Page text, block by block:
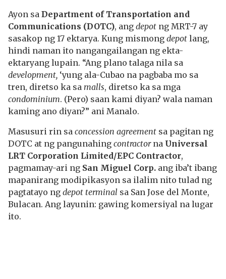
Ayon sa Department of Transportation and
Communications (DOTC), ang depot ng MRT-7 ay
sasakop ng 17 ektarya. Kung mismong depot lang,
hindi naman ito nangangailangan ng ekta-
ektaryang lupain. “Ang plano talaga nila sa
development, ‘yung ala-Cubao na pagbaba mo sa
tren, diretso ka sa malls, diretso ka sa mga
condominium. (Pero) saan kami diyan? wala naman
kaming ano diyan?” ani Manalo.
Masusuri rin sa concession agreement sa pagitan ng
DOTC at ng pangunahing contractorna Universal
LRT Corporation Limited/EPC Contractor,
pagmamay-ari ng San Miguel Corp. ang iba’t ibang
mapanirang modipikasyon sa ilalim nito tulad ng
pagtatayo ng depot terminal sa San Jose del Monte,
Bulacan. Ang layunin: gawing komersiyal na lugar
ito.